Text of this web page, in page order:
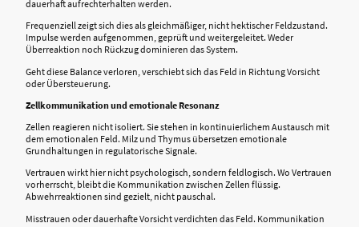
dauerhaft aufrechterhalten werden.
Frequenziell zeigt sich dies als gleichmäßiger, nicht hektischer Feldzustand.
Impulse werden aufgenommen, geprüft und weitergeleitet. Weder
Überreaktion noch Rückzug dominieren das System.
Geht diese Balance verloren, verschiebt sich das Feld in Richtung Vorsicht
oder Übersteuerung.
Zellkommunikation und emotionale Resonanz
Zellen reagieren nicht isoliert. Sie stehen in kontinuierlichem Austausch mit
dem emotionalen Feld. Milz und Thymus übersetzen emotionale
Grundhaltungen in regulatorische Signale.
Vertrauen wirkt hier nicht psychologisch, sondern feldlogisch. Wo Vertrauen
vorherrscht, bleibt die Kommunikation zwischen Zellen flüssig.
Abwehrreaktionen sind gezielt, nicht pauschal.
Misstrauen oder dauerhafte Vorsicht verdichten das Feld. Kommunikation